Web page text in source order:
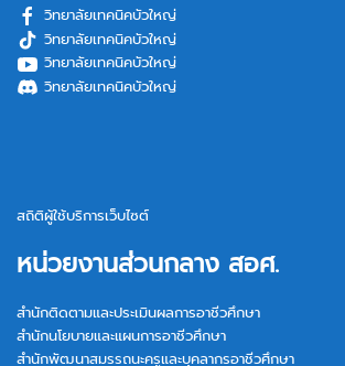
วิทยาลัยเทคนิคบัวใหญ่
วิทยาลัยเทคนิคบัวใหญ่
วิทยาลัยเทคนิคบัวใหญ่
วิทยาลัยเทคนิคบัวใหญ่
สถิติผู้ใช้บริการเว็บไซต์
หน่วยงานส่วนกลาง สอศ.
สำนักติดตามและประเมินผลการอาชีวศึกษา
สำนักนโยบายและแผนการอาชีวศึกษา
สำนักพัฒนาสมรรถนะครูและบุคลากรอาชีวศึกษา